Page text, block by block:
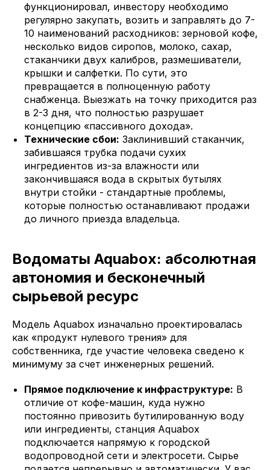
функционировал, инвестору необходимо
регулярно закупать, возить и заправлять до 7-
10 наименований расходников: зерновой кофе,
несколько видов сиропов, молоко, сахар,
стаканчики двух калибров, размешиватели,
крышки и салфетки. По сути, это
превращается в полноценную работу
снабженца. Выезжать на точку приходится раз
в 2-3 дня, что полностью разрушает
концепцию «пассивного дохода».
Технические сбои: Заклинивший стаканчик,
забившаяся трубка подачи сухих
ингредиентов из-за влажности или
закончившаяся вода в скрытых бутылях
внутри стойки - стандартные проблемы,
которые полностью останавливают продажи
до личного приезда владельца.
Водоматы Aquabox: абсолютная
автономия и бесконечный
сырьевой ресурс
Модель Aquabox изначально проектировалась
как «продукт нулевого трения» для
собственника, где участие человека сведено к
минимуму за счет инженерных решений.
Прямое подключение к инфраструктуре: В
отличие от кофе-машин, куда нужно
постоянно привозить бутилированную воду
или ингредиенты, станция Aquabox
подключается напрямую к городской
водопроводной сети и электросети. Сырье